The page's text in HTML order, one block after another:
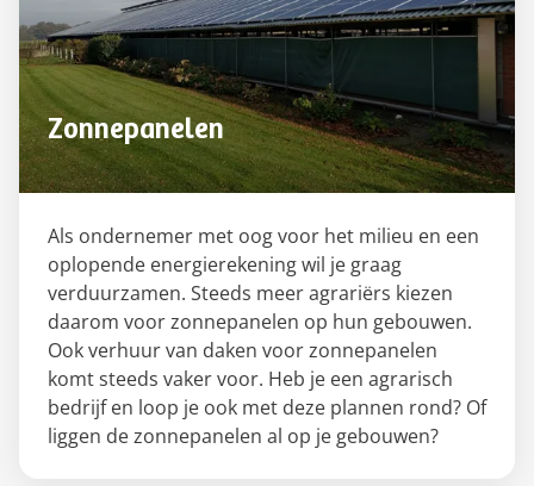
Zonnepanelen
Als ondernemer met oog voor het milieu en een
oplopende energierekening wil je graag
verduurzamen. Steeds meer agrariërs kiezen
daarom voor zonnepanelen op hun gebouwen.
Ook verhuur van daken voor zonnepanelen
komt steeds vaker voor. Heb je een agrarisch
bedrijf en loop je ook met deze plannen rond? Of
liggen de zonnepanelen al op je gebouwen?